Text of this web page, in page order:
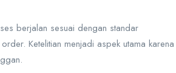
berjalan sesuai dengan standar
Ketelitian menjadi aspek utama karena